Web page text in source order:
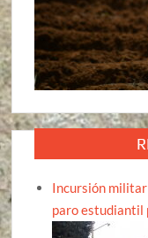
Incursión
paro estudiantil